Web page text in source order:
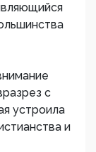
с
устроила
и